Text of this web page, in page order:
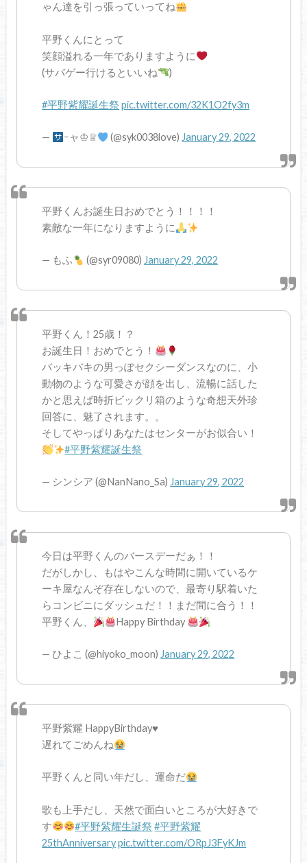
ゃん達を引っ張っていってね
平野くんにとって
笑顔溢れる一年でありますように
(サバゲー行けるといいね
)
#平野紫耀誕生祭 pic.twitter.com/32K1O2fy3m
— ｰャ♔♕ (@syk0038love)January 29, 2022
平野くんお誕生日おめでとう！！！！
素敵な一年になりますように
— もふ (@syr09080) January 29, 2022
平野くん！25歳！？
お誕生日！おめでとう！
バッキバキの男っぽセクシーダンスなのに、小
動物のような可愛さが顔を出し、流暢に話した
かと思えば時折ビックリ箱のような奇想天外珍
回答に、魅了されます。。
そしてやっぱりあなたはセンターがお似合い！
#平野紫耀誕生祭
— シンシア (@NanNano_Sa)January 29, 2022
今日は平野くんのバースデーだぁ！！
だがしかし、もはやこんな時間に開いているケ
ーキ屋なんぞ存在しないので、最寄り駅着いた
らコンビニにダッシュだ！！まだ間に合う！！
平野くん、
Happy Birthday
— ひよこ (@hiyoko_moon)January 29, 2022
平野紫耀 HappyBirthday♥️
遅れてごめんね
平野くんと同い年だし、運命だ
歌も上手だし、天然で面白いところが大好きで
す
#平野紫耀生誕祭 #平野紫耀
25thAnniversarypic.twitter.com/ORpJ3FyKJm